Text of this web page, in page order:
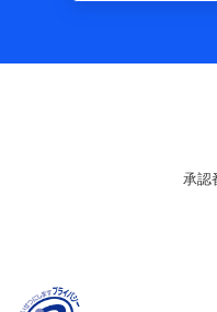
ご契約状態・ご利用
関する情報、アプリ
報、購入されたサー
に関する情報、アン
名、住所、生年月日、